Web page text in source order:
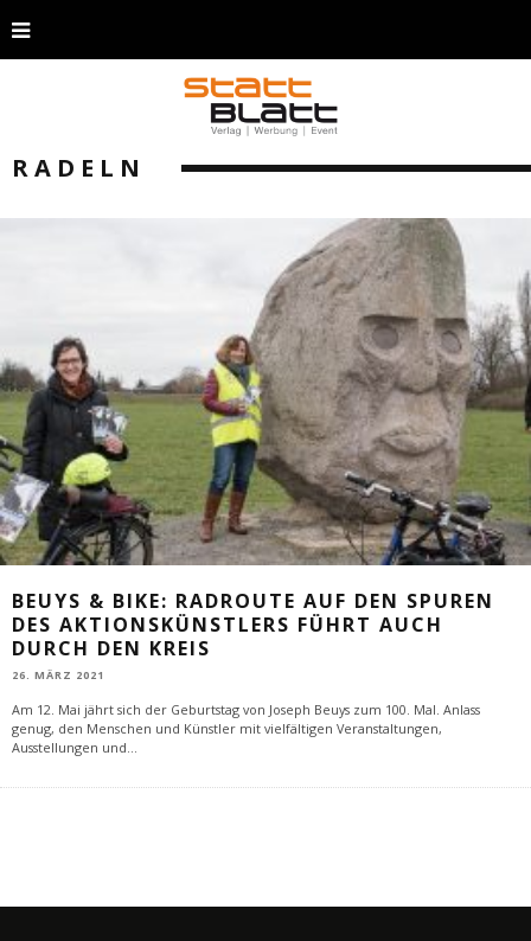
RADELN
BEUYS & BIKE: RADROUTE AUF DEN SPUREN
DES AKTIONSKÜNSTLERS FÜHRT AUCH
DURCH DEN KREIS
26. MÄRZ 2021
Am 12. Mai jährt sich der Geburtstag von Joseph Beuys zum 100. Mal. Anlass
genug, den Menschen und Künstler mit vielfältigen Veranstaltungen,
Ausstellungen und...